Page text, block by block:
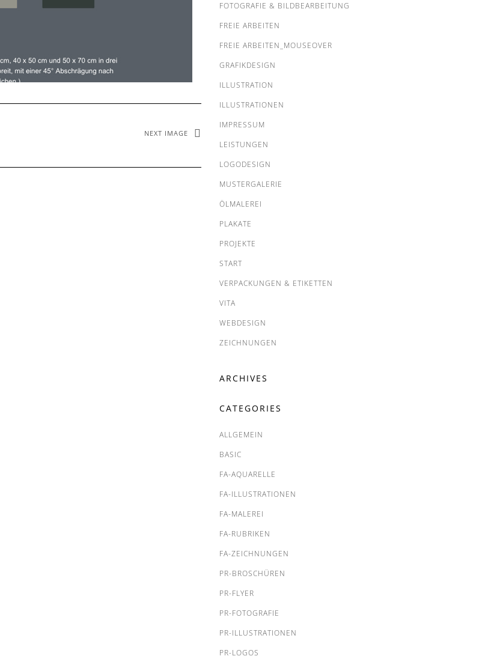
NEXT IMAGE
FOTOGRAFIE & BILDBEARBEITUNG
FREIE ARBEITEN
FREIE ARBEITEN_MOUSEOVER
GRAFIKDESIGN
ILLUSTRATION
ILLUSTRATIONEN
IMPRESSUM
LEISTUNGEN
LOGODESIGN
MUSTERGALERIE
ÖLMALEREI
PLAKATE
PROJEKTE
START
VERPACKUNGEN & ETIKETTEN
VITA
WEBDESIGN
ZEICHNUNGEN
ARCHIVES
CATEGORIES
ALLGEMEIN
BASIC
FA-AQUARELLE
FA-ILLUSTRATIONEN
FA-MALEREI
FA-RUBRIKEN
FA-ZEICHNUNGEN
PR-BROSCHÜREN
PR-FLYER
PR-FOTOGRAFIE
PR-ILLUSTRATIONEN
PR-LOGOS